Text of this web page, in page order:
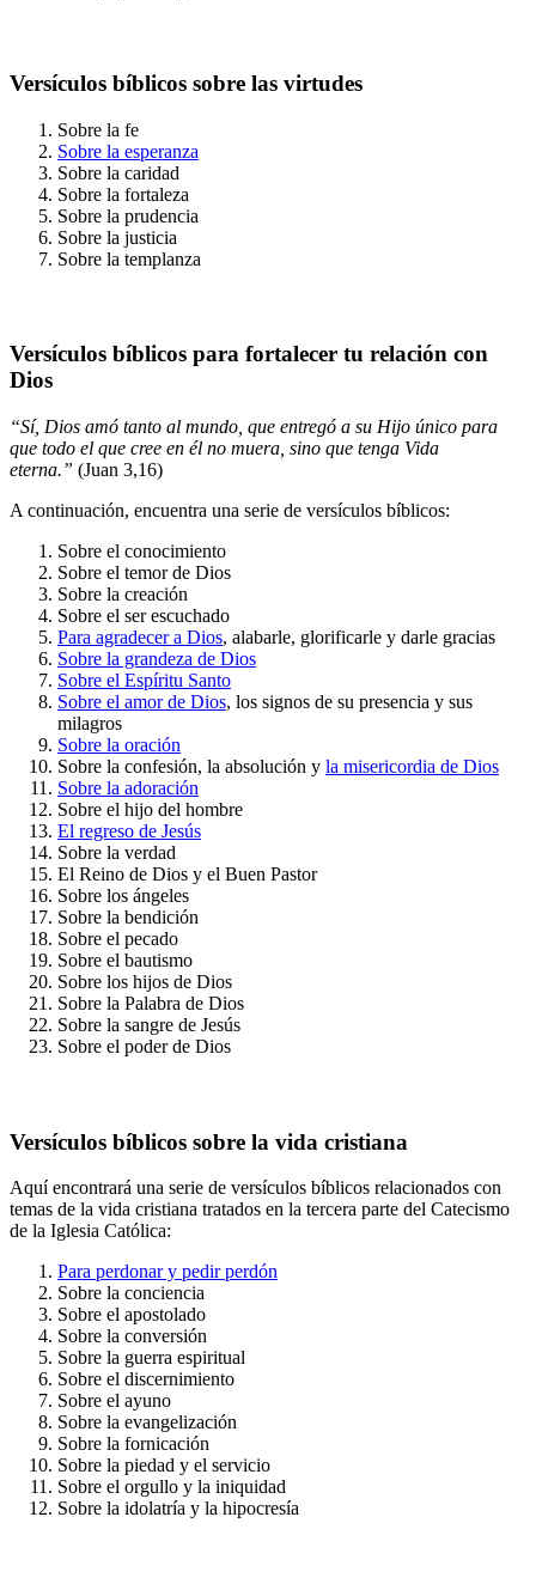
Versículos bíblicos sobre las virtudes
Sobre la fe
Sobre la esperanza
Sobre la caridad
Sobre la fortaleza
Sobre la prudencia
Sobre la justicia
Sobre la templanza
Versículos bíblicos para fortalecer tu relación con
Dios
“Sí, Dios amó tanto al mundo, que entregó a su Hijo único para
que todo el que cree en él no muera, sino que tenga Vida
eterna.” (Juan 3,16)
A continuación, encuentra una serie de versículos bíblicos:
Sobre el conocimiento
Sobre el temor de Dios
Sobre la creación
Sobre el ser escuchado
Para agradecer a Dios, alabarle, glorificarle y darle gracias
Sobre la grandeza de Dios
Sobre el Espíritu Santo
Sobre el amor de Dios, los signos de su presencia y sus
milagros
Sobre la oración
Sobre la confesión, la absolución y la misericordia de Dios
Sobre la adoración
Sobre el hijo del hombre
El regreso de Jesús
Sobre la verdad
El Reino de Dios y el Buen Pastor
Sobre los ángeles
Sobre la bendición
Sobre el pecado
Sobre el bautismo
Sobre los hijos de Dios
Sobre la Palabra de Dios
Sobre la sangre de Jesús
Sobre el poder de Dios
Versículos bíblicos sobre la vida cristiana
Aquí encontrará una serie de versículos bíblicos relacionados con
temas de la vida cristiana tratados en la tercera parte del Catecismo
de la Iglesia Católica:
Para perdonar y pedir perdón
Sobre la conciencia
Sobre el apostolado
Sobre la conversión
Sobre la guerra espiritual
Sobre el discernimiento
Sobre el ayuno
Sobre la evangelización
Sobre la fornicación
Sobre la piedad y el servicio
Sobre el orgullo y la iniquidad
Sobre la idolatría y la hipocresía